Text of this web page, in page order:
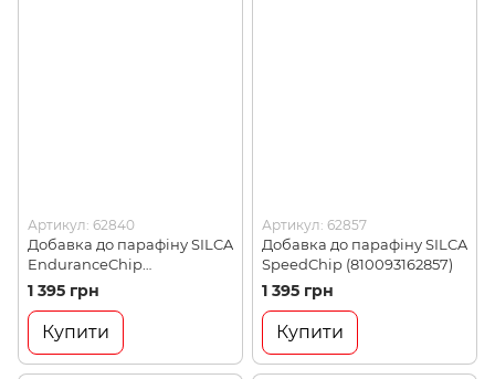
Артикул: 62840
Добавка до парафіну SILCA
EnduranceChip
(810093162840)
1 395 грн
Купити
Артикул: 62857
Добавка до парафіну SILCA
SpeedChip (810093162857)
1 395 грн
Купити